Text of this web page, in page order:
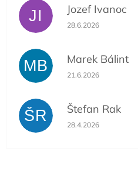
JI Jozef Ivanoc
Hodnotenie
28.6.2026
MB Marek Bálint
Hodnotenie
21.6.2026
ŠR Štefan Rak
Hodnotenie
28.4.2026